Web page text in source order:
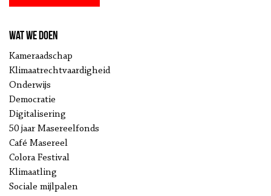
Wat we doen
Kameraadschap
Klimaatrechtvaardigheid
Onderwijs
Democratie
Digitalisering
50 jaar Masereelfonds
Café Masereel
Colora Festival
Klimaatling
Sociale mijlpalen